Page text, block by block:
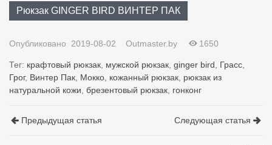
Рюкзак GINGER BIRD ВИНТЕР ПАК
Опубликовано 2019-08-02 Outmaster.by 1650
Тег: крафтовый рюкзак мужской рюкзак ginger bird Грасс
Грог, Винтер Пак Мокко кожанный рюкзак рюкзак из
натуральной кожи брезентовый рюкзак гонконг
Предыдущая статья Следующая статья